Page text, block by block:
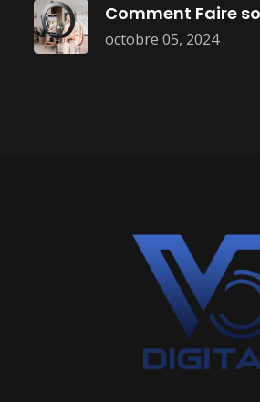
octobre 05, 2024